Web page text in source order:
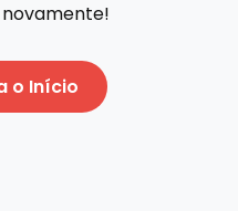
o Início